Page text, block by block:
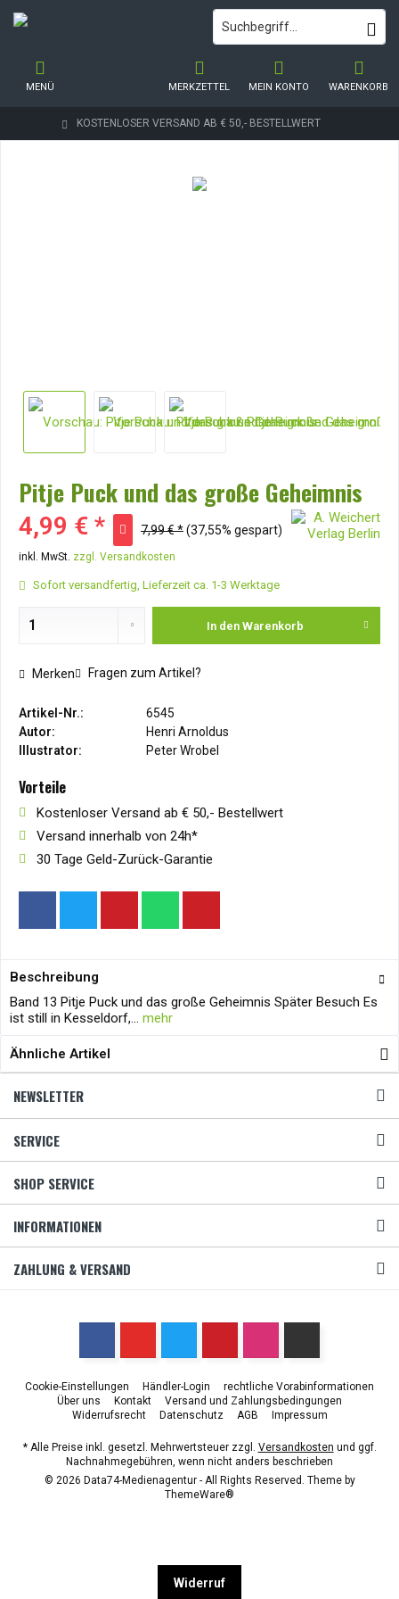
KOSTENLOSER VERSAND AB € 50,- BESTELLWERT
WARENKORB
MERKZETTEL MEIN KONTO
MENÜ
Pitje Puck und das große Geheimnis
4,99 € * 7,99 € *(37,55% gespart)
inkl. MwSt. zzgl. Versandkosten
Sofort versandfertig, Lieferzeit ca. 1-3 Werktage
In den Warenkorb
Merken Fragen zum Artikel?
Artikel-Nr.:
6545
Autor:
Henri Arnoldus
Illustrator:
Peter Wrobel
Vorteile
Kostenloser Versand ab € 50,- Bestellwert
Versand innerhalb von 24h*
30 Tage Geld-Zurück-Garantie
Beschreibung
Band 13 Pitje Puck und das große Geheimnis Später Besuch Es
ist still in Kesseldorf,... mehr
Ähnliche Artikel
NEWSLETTER
SERVICE
SHOP SERVICE
INFORMATIONEN
ZAHLUNG & VERSAND
Cookie-Einstellungen Händler-Login
rechtliche Vorabinformationen
Über uns
Kontakt
Versand und Zahlungsbedingungen
Widerrufsrecht
Datenschutz AGB Impressum
* Alle Preise inkl. gesetzl. Mehrwertsteuer zzgl. Versandkosten und ggf.
Nachnahmegebühren, wenn nicht anders beschrieben
© 2026 Data74-Medienagentur - All Rights Reserved. Theme by
ThemeWare®
Widerruf